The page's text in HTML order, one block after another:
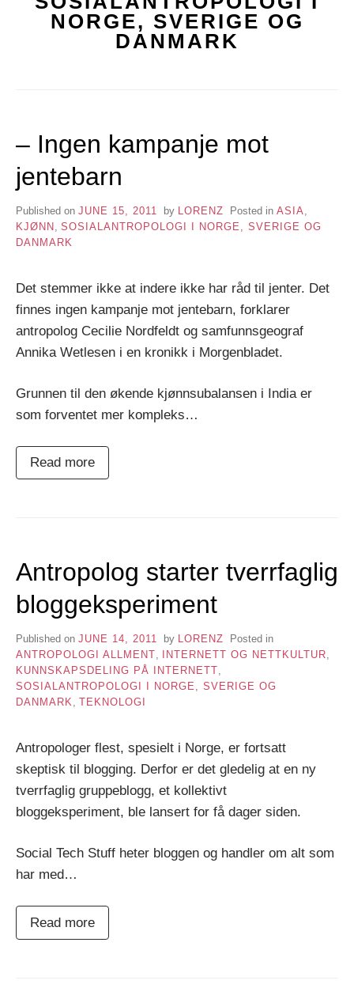
NORGE, SVERIGE OG
DANMARK
– Ingen kampanje mot
jentebarn
Published on JUNE 15, 2011 by LORENZ Posted in ASIA
KJØNN SOSIALANTROPOLOGI I NORGE, SVERIGE OG
DANMARK
Det stemmer ikke at indere ikke har råd til jenter. Det
finnes ingen kampanje mot jentebarn, forklarer
antropolog Cecilie Nordfeldt og samfunnsgeograf
Annika Wetlesen i en kronikk i Morgenbladet.
Grunnen til den økende kjønnsubalansen i India er
som forventet mer kompleks…
Read more
Antropolog starter tverrfaglig
bloggeksperiment
Published on JUNE 14, 2011 by LORENZ
Posted in
ANTROPOLOGI ALLMENT
INTERNETT OG NETTKULTUR
KUNNSKAPSDELING PÅ INTERNETT
SOSIALANTROPOLOGI I NORGE, SVERIGE OG
DANMARK
TEKNOLOGI
Antropologer flest, spesielt i Norge, er fortsatt
skeptisk til blogging. Derfor er det gledelig at en ny
tverrfaglig gruppeblogg, et kollektivt
bloggeksperiment, ble lansert for få dager siden.
Social Tech Stuff heter bloggen og handler om alt som
har med…
Read more